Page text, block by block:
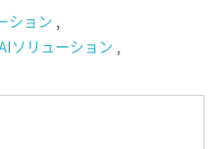
ション
ソリューション